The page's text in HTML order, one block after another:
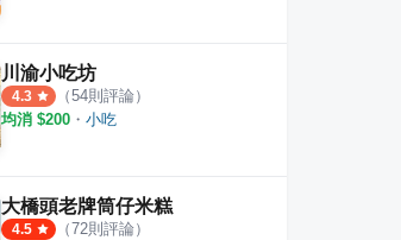
川渝小吃坊
4.3 （54則評論）
均消 $200 ・ 小吃
大橋頭老牌筒仔米糕
4.5 （72則評論）